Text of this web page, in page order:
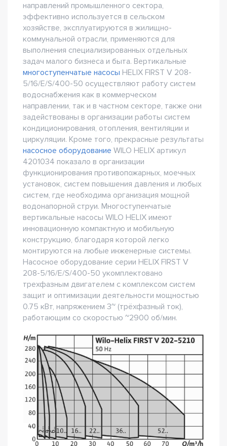
направлений промышленного сектора,
эффективно используется в сельском
хозяйстве, эксплуатируются в жилищно-
коммунальной отрасли, применяются для
выполнения специализированных отдельных
задач малого бизнеса и быта. Вертикальные
многоступенчатые насосы HELIX FIRST V 208-
5/16/E/S/400-50 осуществляют работу систем
водоснабжения как в коммерческом
направлении, так и в частном секторе, также они
задействованы в организации работы систем
кондиционирования, отопления, вентиляции и
циркуляции. Кроме того, прекрасные результаты
насосное оборудование WILO HELIX артикул
4201034 показало в организации
функционирования противопожарных, моечных
установок, систем повышения давления и любых
систем, где необходима организация мощной
водонапорной струи. Многоступенчатые
вертикальные насосы WILO HELIX имеют
инновационную компактную и мобильную
конструкцию, благодаря которой легко
монтируются на любые инженерные системы.
Насосное оборудование серии HELIX FIRST V
208-5/16/E/S/400-50 укомплектовано
трехфазным двигателем с комплексом систем
защит и оптимизации деятельности мощностью
0.75 кВт, напряжением 3~ (трёхфазный ток),
работающим со скоростью ~2900 об/мин.